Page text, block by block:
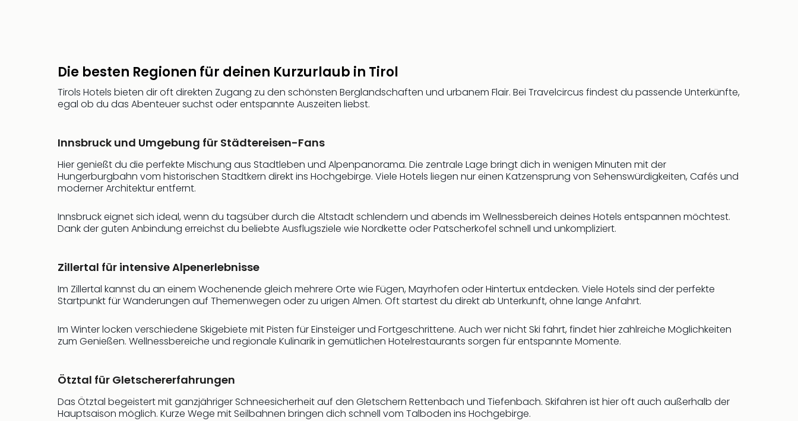
Die besten Regionen für deinen Kurzurlaub in Tirol
Tirols Hotels bieten dir oft direkten Zugang zu den schönsten Berglandschaften und urbanem Flair. Bei Travelcircus findest du passende Unterkünfte,
egal ob du das Abenteuer suchst oder entspannte Auszeiten liebst.
Innsbruck und Umgebung für Städtereisen-Fans
Hier genießt du die perfekte Mischung aus Stadtleben und Alpenpanorama. Die zentrale Lage bringt dich in wenigen Minuten mit der
Hungerburgbahn vom historischen Stadtkern direkt ins Hochgebirge. Viele Hotels liegen nur einen Katzensprung von Sehenswürdigkeiten, Cafés und
moderner Architektur entfernt.
Innsbruck eignet sich ideal, wenn du tagsüber durch die Altstadt schlendern und abends im Wellnessbereich deines Hotels entspannen möchtest.
Dank der guten Anbindung erreichst du beliebte Ausflugsziele wie Nordkette oder Patscherkofel schnell und unkompliziert.
Zillertal für intensive Alpenerlebnisse
Im Zillertal kannst du an einem Wochenende gleich mehrere Orte wie Fügen, Mayrhofen oder Hintertux entdecken. Viele Hotels sind der perfekte
Startpunkt für Wanderungen auf Themenwegen oder zu urigen Almen. Oft startest du direkt ab Unterkunft, ohne lange Anfahrt.
Im Winter locken verschiedene Skigebiete mit Pisten für Einsteiger und Fortgeschrittene. Auch wer nicht Ski fährt, findet hier zahlreiche Möglichkeiten
zum Genießen. Wellnessbereiche und regionale Kulinarik in gemütlichen Hotelrestaurants sorgen für entspannte Momente.
Ötztal für Gletschererfahrungen
Das Ötztal begeistert mit ganzjähriger Schneesicherheit auf den Gletschern Rettenbach und Tiefenbach. Skifahren ist hier oft auch außerhalb der
Hauptsaison möglich. Kurze Wege mit Seilbahnen bringen dich schnell vom Talboden ins Hochgebirge.